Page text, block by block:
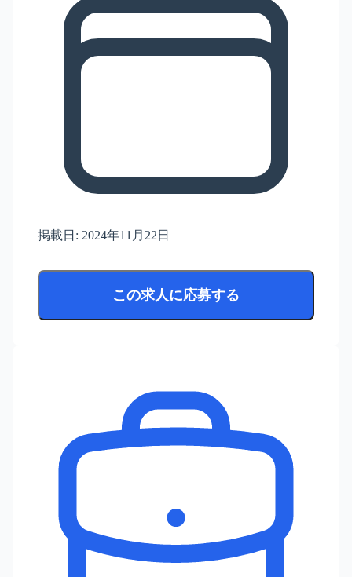
掲載日: 2024年11月22日
この求人に応募する